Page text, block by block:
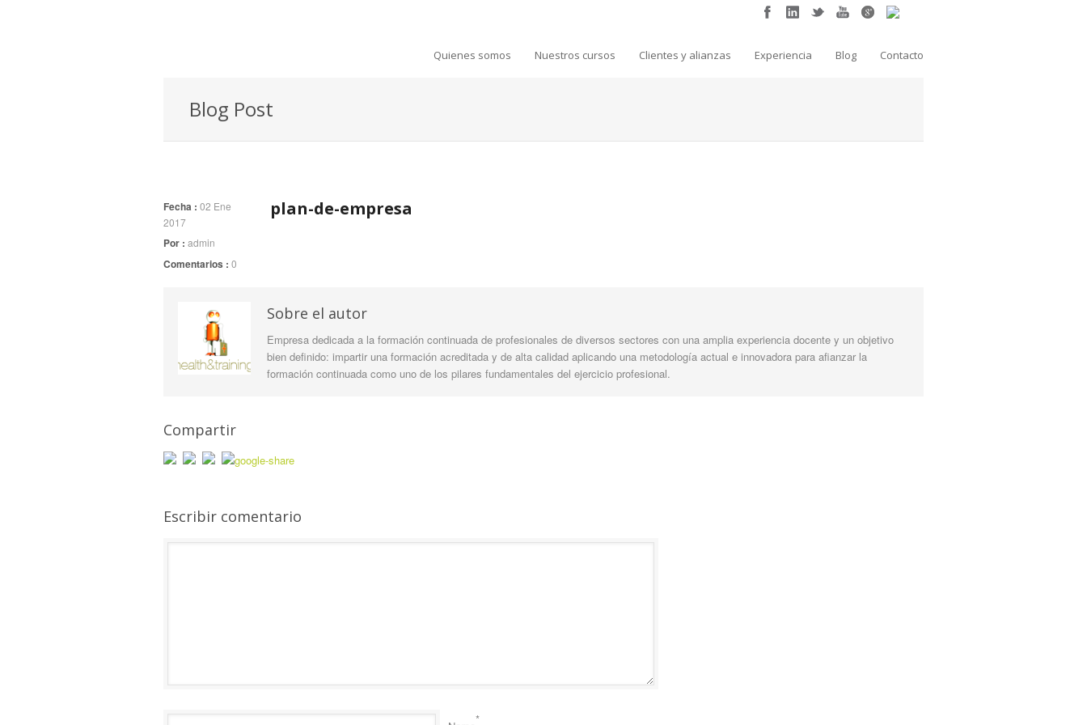
Quienes somos Nuestros cursos Clientes y alianzas Experiencia Blog Contacto
Blog Post
Fecha : 02 Ene
2017
Por : admin
Comentarios : 0
plan-de-empresa
Sobre el autor
Empresa dedicada a la formación continuada de profesionales de diversos sectores con una amplia experiencia docente y un objetivo
bien definido: impartir una formación acreditada y de alta calidad aplicando una metodología actual e innovadora para afianzar la
formación continuada como uno de los pilares fundamentales del ejercicio profesional.
Compartir
Escribir comentario
*